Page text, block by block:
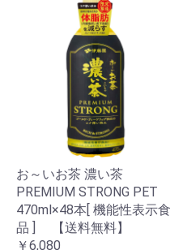
お～いお茶 濃い茶
PREMIUM STRONG PET
470ml×48本[ 機能性表示食
品 ] 【送料無料】
￥6,080